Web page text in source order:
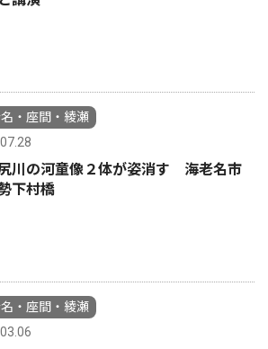
・座間・綾瀬
川の河童像２体が姿消す 海老名市
下村橋
・座間・綾瀬